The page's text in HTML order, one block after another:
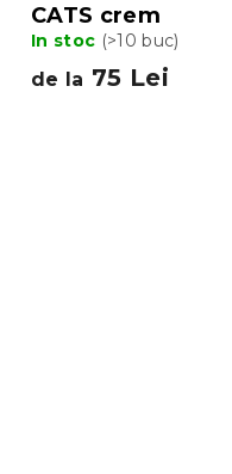
CATS crem
In stoc (>10 buc)
de la 75 Lei